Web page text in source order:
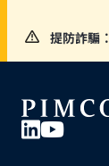
提防詐騙：